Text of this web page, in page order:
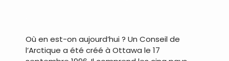
Où en est-on aujourd’hui ? Un Conseil de
l’Arctique a été créé à Ottawa le 17